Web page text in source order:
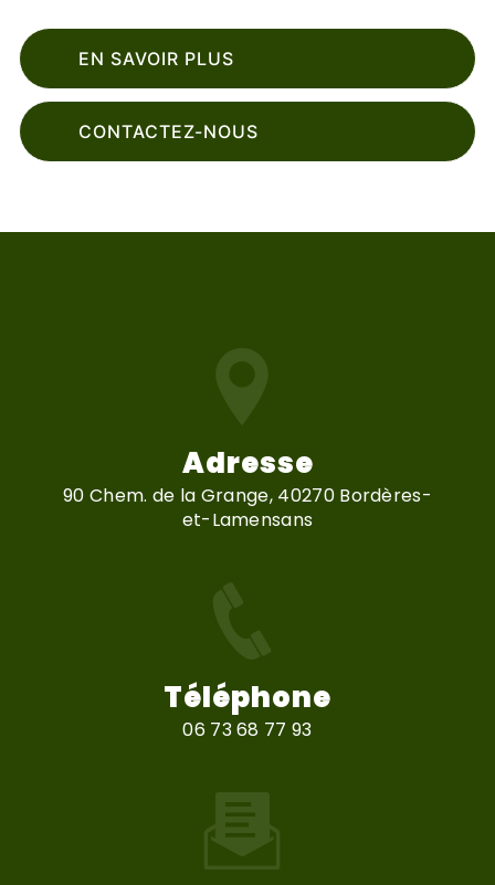
EN SAVOIR PLUS
CONTACTEZ-NOUS
Adresse
90 Chem. de la Grange, 40270 Bordères-
et-Lamensans
Téléphone
06 73 68 77 93